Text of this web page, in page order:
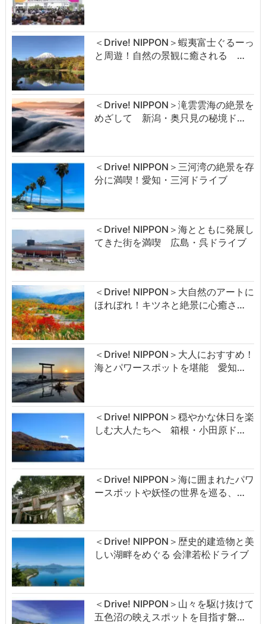
＜Drive! NIPPON＞蝦夷富士ぐるーっ
と周遊！自然の景観に癒される …
＜Drive! NIPPON＞滝雲雲海の絶景を
めざして 新潟・奥只見の秘境ド…
＜Drive! NIPPON＞三河湾の絶景を存
分に満喫！愛知・三河ドライブ
＜Drive! NIPPON＞海とともに発展し
てきた街を満喫 広島・呉ドライブ
＜Drive! NIPPON＞大自然のアートに
ほれぼれ！キツネと絶景に心癒さ…
＜Drive! NIPPON＞大人におすすめ！
海とパワースポットを堪能 愛知…
＜Drive! NIPPON＞穏やかな休日を楽
しむ大人たちへ 箱根・小田原ド…
＜Drive! NIPPON＞海に囲まれたパワ
ースポットや妖怪の世界を巡る、…
＜Drive! NIPPON＞歴史的建造物と美
しい湖畔をめぐる 会津若松ドライブ
＜Drive! NIPPON＞山々を駆け抜けて
五色沼の映えスポットを目指す磐…